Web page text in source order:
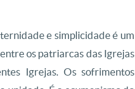
e simplicidade é um
os patriarcas das Igrejas
Igrejas. Os sofrimentos